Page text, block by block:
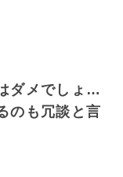
ダメでしょ…
のも冗談と言